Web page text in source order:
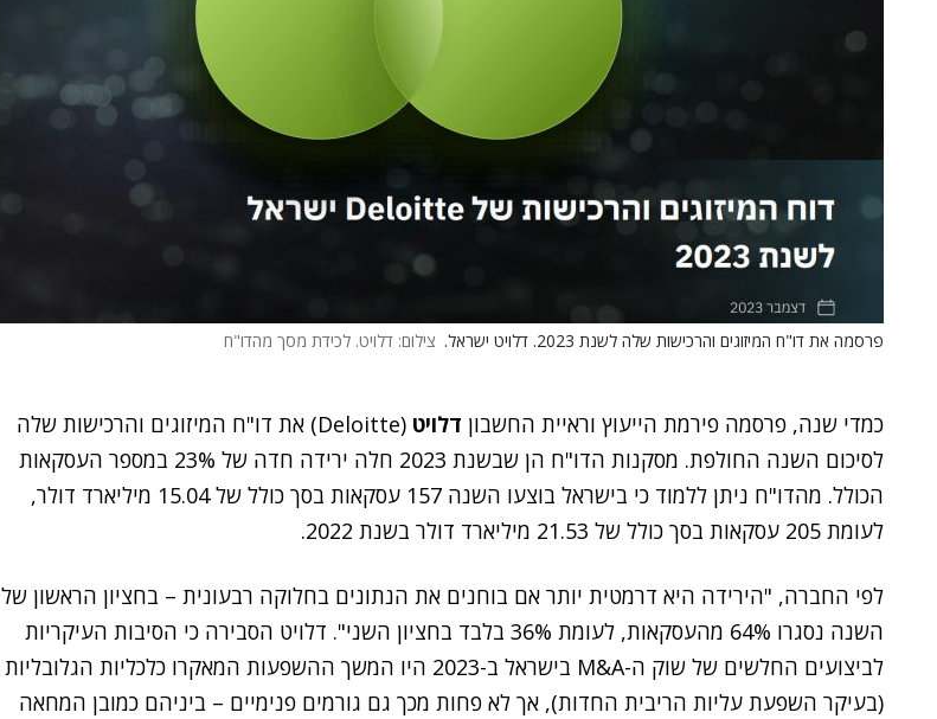
פרסמה את דו"ח המיזוגים והרכישות שלה לשנת 2023. דלויט ישראל. צילום: דלויט. לכידת מסך מהדו"ח
כמדי שנה, פרסמה פירמת הייעוץ וראיית החשבון דלויט
(Deloitte) את דו"ח המיזוגים והרכישות שלה
לסיכום השנה החולפת. מסקנות הדו"ח הן שבשנת 2023 חלה ירידה חדה של 23% במספר העסקאות
הכולל.
מהדו"ח ניתן ללמוד כי בישראל בוצעו השנה 157 עסקאות בסך כולל של 15.04 מיליארד דולר,
לעומת 205 עסקאות בסך כולל של 21.53 מיליארד דולר בשנת 2022.
לפי החברה, "הירידה היא דרמטית יותר אם בוחנים את הנתונים בחלוקה רבעונית – בחציון הראשון של
השנה נסגרו 64% מהעסקאות, לעומת 36% בלבד בחציון השני".
דלויט הסבירה כי הסיבות העיקריות
לביצועים החלשים של שוק ה-M&A בישראל ב-2023 היו המשך ההשפעות המאקרו כלכליות הגלובליות
(בעיקר השפעת עליות הריבית החדות), אך לא פחות מכך גם גורמים פנימיים – ביניהם כמובן המחאה